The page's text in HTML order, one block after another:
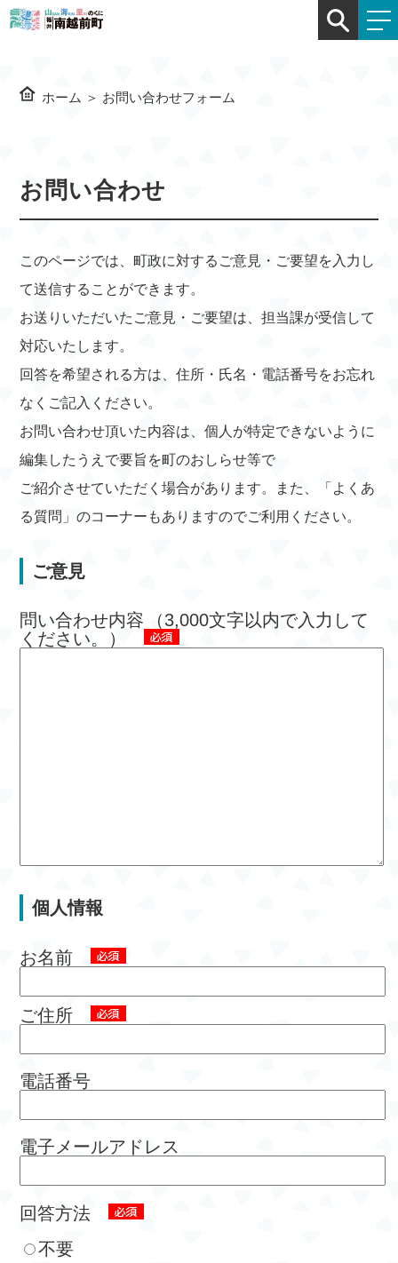
ホーム ＞ お問い合わせフォーム
お問い合わせ
このページでは、町政に対するご意見・ご要望を入力し
て送信することができます。
お送りいただいたご意見・ご要望は、担当課が受信して
対応いたします。
回答を希望される方は、住所・氏名・電話番号をお忘れ
なくご記入ください。
お問い合わせ頂いた内容は、個人が特定できないように
編集したうえで要旨を町のおしらせ等で
ご紹介させていただく場合があります。また、「よくあ
る質問」のコーナーもありますのでご利用ください。
ご意見
問い合わせ内容
（3,000文字以内で入力して
ください。）
個人情報
お名前
ご住所
電話番号
電子メールアドレス
回答方法
不要